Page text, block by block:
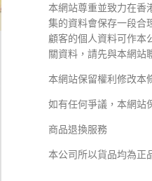
HKD $350.00
DR.ZEALOUS
Dr.zealous Tea Tree
Acne Elimination
($116/2)
本網站尊重並致力在香
集的資料會保存一段合
顧客的個人資料可作本
關資料，請先與本網站
本網站保留權利修改本
如有任何爭議，本網站
商品退換服務
本公司所以貨品均為正